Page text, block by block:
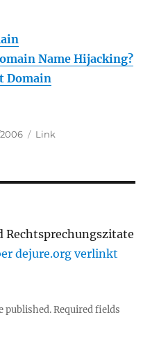
Name Hijacking?
Domain
Categories
Link
Rechtsprechungszitate
dejure.org verlinkt
published. Required fields